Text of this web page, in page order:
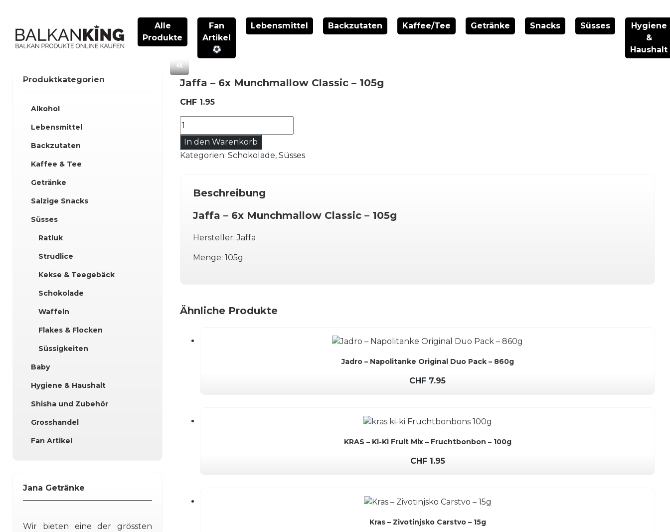
content
Alle
Produkte
Fan
Artikel
Lebensmittel Backzutaten Kaffee/Tee Getränke Snacks Süsses
Hygiene
&
Haushalt
Produktkategorien
Alkohol
Lebensmittel
Backzutaten
Kaffee & Tee
Getränke
Salzige Snacks
Süsses
Ratluk
Strudlice
Kekse & Teegebäck
Schokolade
Waffeln
Flakes & Flocken
Süssigkeiten
Baby
Hygiene & Haushalt
Shisha und Zubehör
Grosshandel
Fan Artikel
Jana Getränke
Wir bieten eine der grössten
Jaffa – 6x Munchmallow Classic – 105g
CHF 1.95
Jaffa
–
6x
Munchmallow
105g
In den Warenkorb
Kategorien: Schokolade, Süsses
Beschreibung
Jaffa – 6x Munchmallow Classic – 105g
Hersteller: Jaffa
Menge: 105g
Ähnliche Produkte
Jadro – Napolitanke Original Duo Pack – 860g
CHF 7.95
KRAS – Ki-Ki Fruit Mix – Fruchtbonbon – 100g
CHF1.95
Kras – Zivotinjsko Carstvo – 15g